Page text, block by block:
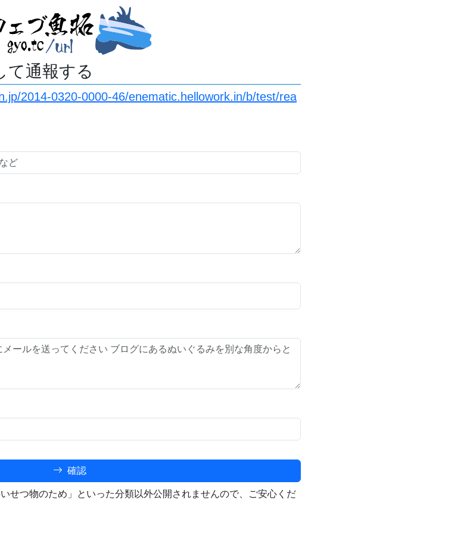
て通報する
2014-0320-0000-46/enematic.hellowork.in/b/test/rea
確認
せつ物のため」といった分類以外公開されませんので、ご安心くだ